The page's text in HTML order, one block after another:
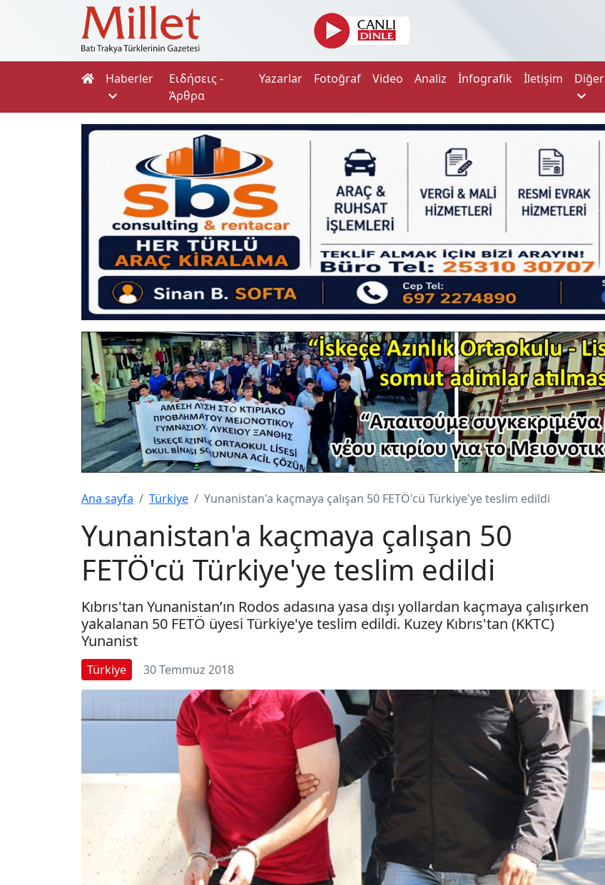
Haberler
Ειδήσεις -
Άρθρα
Yazarlar Fotoğraf Video Analiz İnfografik İletişim Diğer
Ana sayfa Türkiye Yunanistan'a kaçmaya çalışan 50 FETÖ'cü Türkiye'ye teslim edildi
Yunanistan'a kaçmaya çalışan 50
FETÖ'cü Türkiye'ye teslim edildi
Kıbrıs'tan Yunanistan’ın Rodos adasına yasa dışı yollardan kaçmaya çalışırken
yakalanan 50 FETÖ üyesi Türkiye'ye teslim edildi. Kuzey Kıbrıs'tan (KKTC)
Yunanist
Türkiye 30 Temmuz 2018